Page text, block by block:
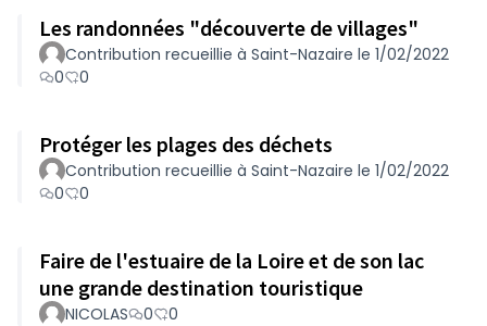
Les randonnées "découverte de villages"
Contribution recueillie à Saint-Nazaire le 1/02/2022
0
0
Protéger les plages des déchets
Contribution recueillie à Saint-Nazaire le 1/02/2022
0
0
Faire de l'estuaire de la Loire et de son lac
une grande destination touristique
NICOLAS 0 0